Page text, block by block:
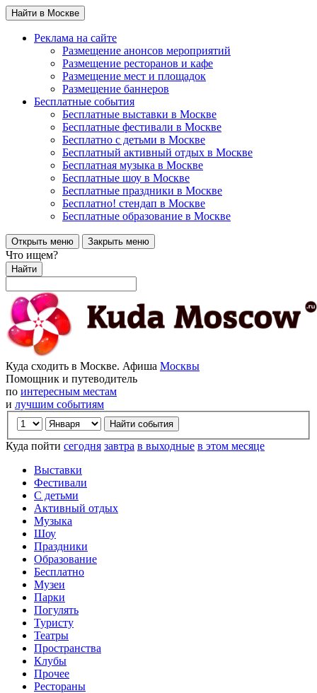
Найти в Москве
Реклама на сайте
Размещение анонсов мероприятий
Размещение ресторанов и кафе
Размещение мест и площадок
Размещение баннеров
Бесплатные события
Бесплатные выставки в Москве
Бесплатные фестивали в Москве
Бесплатно с детьми в Москве
Бесплатный активный отдых в Москве
Бесплатная музыка в Москве
Бесплатные шоу в Москве
Бесплатные праздники в Москве
Бесплатно! стендап в Москве
Бесплатные образование в Москве
Открыть меню Закрыть меню
Что ищем?
Найти
Куда сходить в Москве. Афиша Москвы
Помощник и путеводитель
по интересным местам
и лучшим событиям
Куда пойти сегодня завтра в выходные в этом месяце
Выставки
Фестивали
С детьми
Активный отдых
Музыка
Шоу
Праздники
Образование
Бесплатно
Музеи
Парки
Погулять
Туристу
Театры
Пространства
Клубы
Прочее
Рестораны